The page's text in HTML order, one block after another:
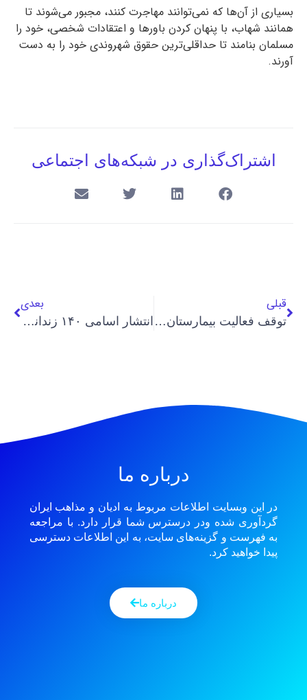
بسیاری از آن‌ها که نمی‌توانند مهاجرت کنند، مجبور می‌شوند تا
همانند شهاب، با پنهان کردن باورها و اعتقادات شخصی، خود را
مسلمان بنامند تا حداقلی‌ترین حقوق شهروندی خود را به دست
آورند.
اشتراک‌گذاری در شبکه‌های اجتماعی
قبلی
توقف فعالیت بیمارستان دکتر سپیر، قدیمی‌ترین مرکز درمانی خیریه ایران
بعدی
انتشار اسامی ۱۴۰ زندانی سیاسی و امنیتی محبوس در زندان شیبان اهواز
درباره ما
در این وبسایت اطلاعات مربوط به ادیان و مذاهب ایران
گردآوری شده ودر درسترس شما قرار دارد. با مراجعه
به فهرست و گزینه‌های سایت، به این اطلاعات دسترسی
پیدا خواهید کرد.
درباره ما